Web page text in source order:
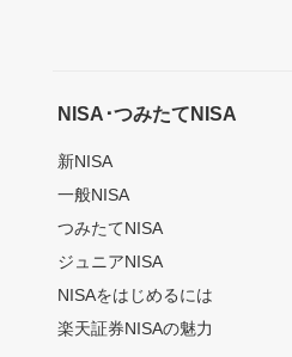
NISA･つみたてNISA
新NISA
一般NISA
つみたてNISA
ジュニアNISA
NISAをはじめるには
楽天証券NISAの魅力